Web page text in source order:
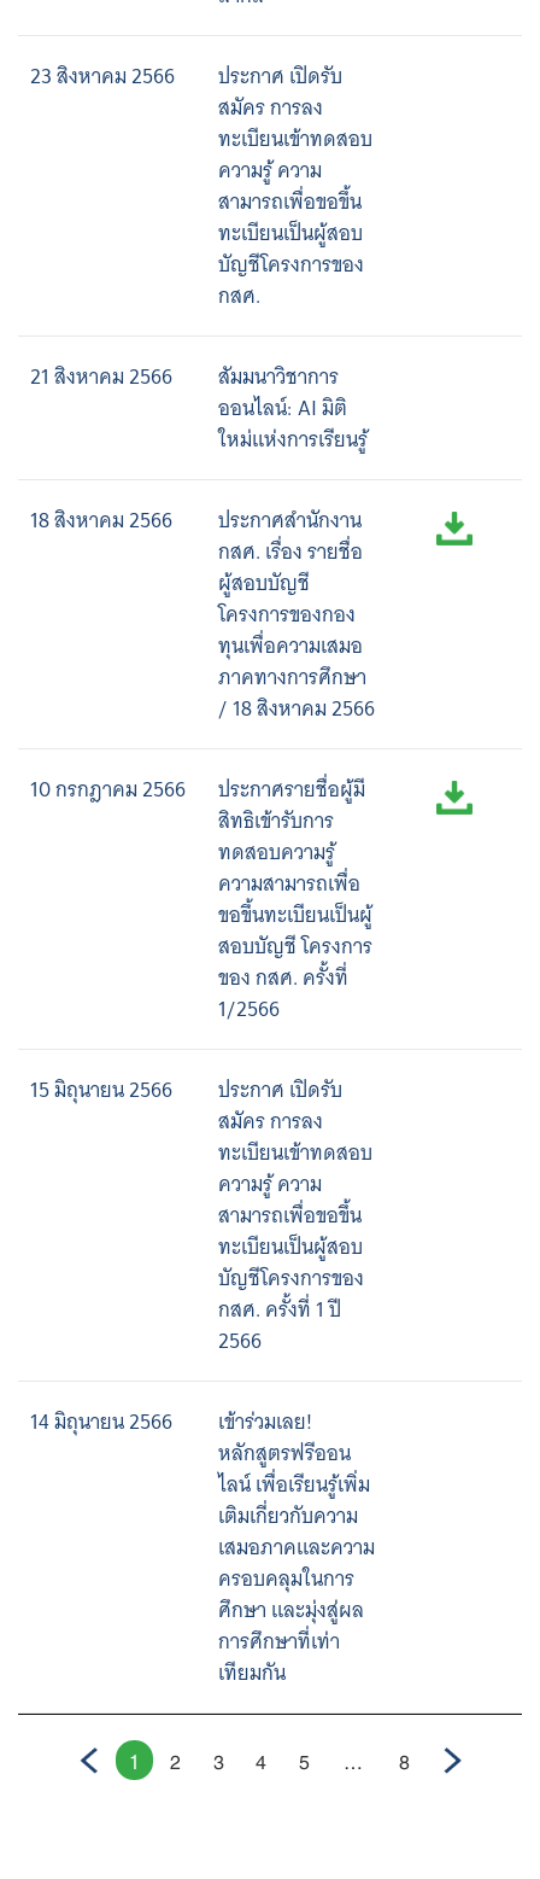
23 สิงหาคม 2566
ประกาศ เปิดรับ
สมัคร การลง
ทะเบียนเข้าทดสอบ
ความรู้ ความ
สามารถเพื่อขอขึ้น
ทะเบียนเป็นผู้สอบ
บัญชีโครงการของ
กสศ.
21 สิงหาคม 2566
สัมมนาวิชาการ
ออนไลน์: AI มิติ
ใหม่แห่งการเรียนรู้
18 สิงหาคม 2566
ประกาศสำนักงาน
กสศ. เรื่อง รายชื่อ
ผู้สอบบัญชี
โครงการของกอง
ทุนเพื่อความเสมอ
ภาคทางการศึกษา
/ 18 สิงหาคม 2566
10 กรกฎาคม 2566
ประกาศรายชื่อผู้มี
สิทธิเข้ารับการ
ทดสอบความรู้
ความสามารถเพื่อ
ขอขึ้นทะเบียนเป็นผู้
สอบบัญชี โครงการ
ของ กสศ. ครั้งที่
1/2566
15 มิถุนายน 2566
ประกาศ เปิดรับ
สมัคร การลง
ทะเบียนเข้าทดสอบ
ความรู้ ความ
สามารถเพื่อขอขึ้น
ทะเบียนเป็นผู้สอบ
บัญชีโครงการของ
กสศ. ครั้งที่ 1 ปี
2566
14 มิถุนายน 2566
เข้าร่วมเลย!
หลักสูตรฟรีออน
ไลน์ เพื่อเรียนรู้เพิ่ม
เติมเกี่ยวกับความ
เสมอภาคและความ
ครอบคลุมในการ
ศึกษา และมุ่งสู่ผล
การศึกษาที่เท่า
เทียมกัน
1 2 3 4 5 … 8